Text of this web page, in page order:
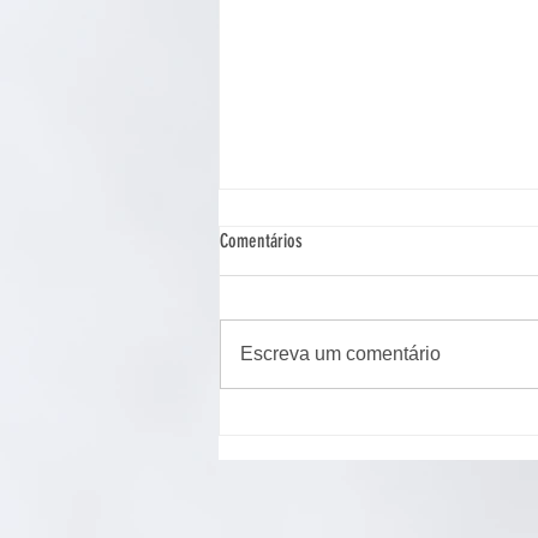
Comentários
Escreva um comentário